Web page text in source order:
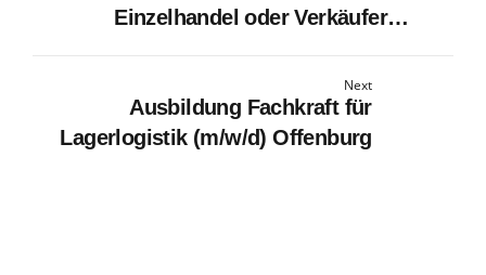
Einzelhandel oder Verkäufer
Next
Ausbildung Fachkraft für
Lagerlogistik (m/w/d) Offenburg